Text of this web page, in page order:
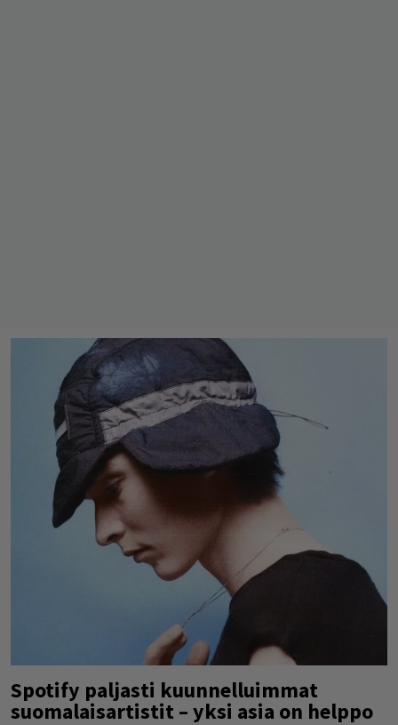
Spotify paljasti kuunnelluimmat
suomalaisartistit – yksi asia on helppo